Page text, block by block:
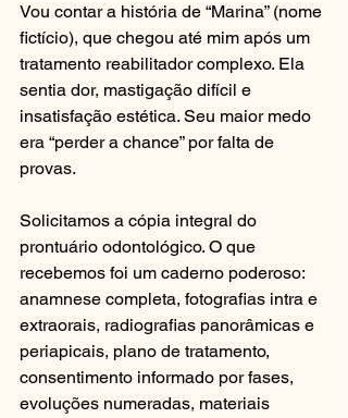
Vou contar a história de “Marina” (nome
fictício), que chegou até mim após um
tratamento reabilitador complexo. Ela
sentia dor, mastigação difícil e
insatisfação estética. Seu maior medo
era “perder a chance” por falta de
provas.
Solicitamos a cópia integral do
prontuário odontológico. O que
recebemos foi um caderno poderoso:
anamnese completa, fotografias intra e
extraorais, radiografias panorâmicas e
periapicais, plano de tratamento,
consentimento informado por fases,
evoluções numeradas, materiais